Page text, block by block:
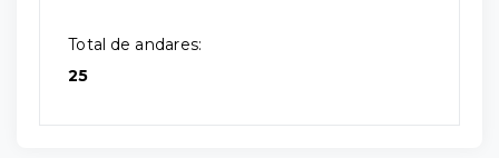
Total de andares:
25